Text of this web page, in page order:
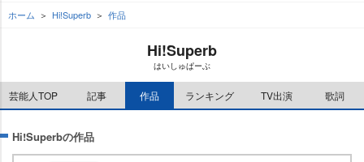
ホーム Hi!Superb 作品
Hi!Superb
はいしゅぱーぶ
芸能人TOP 記事 作品 ランキング TV出演 歌詞
Hi!Superbの作品